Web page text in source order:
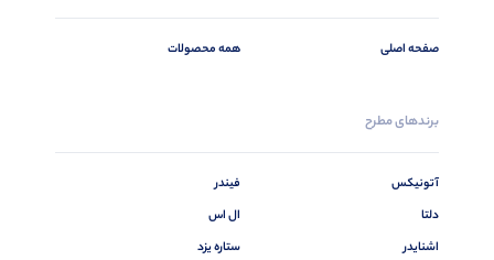
صفحه اصلی همه محصولات
برندهای مطرح
آتونیکس
دلتا
اشنایدر
فیندر
ال اس
ستاره یزد